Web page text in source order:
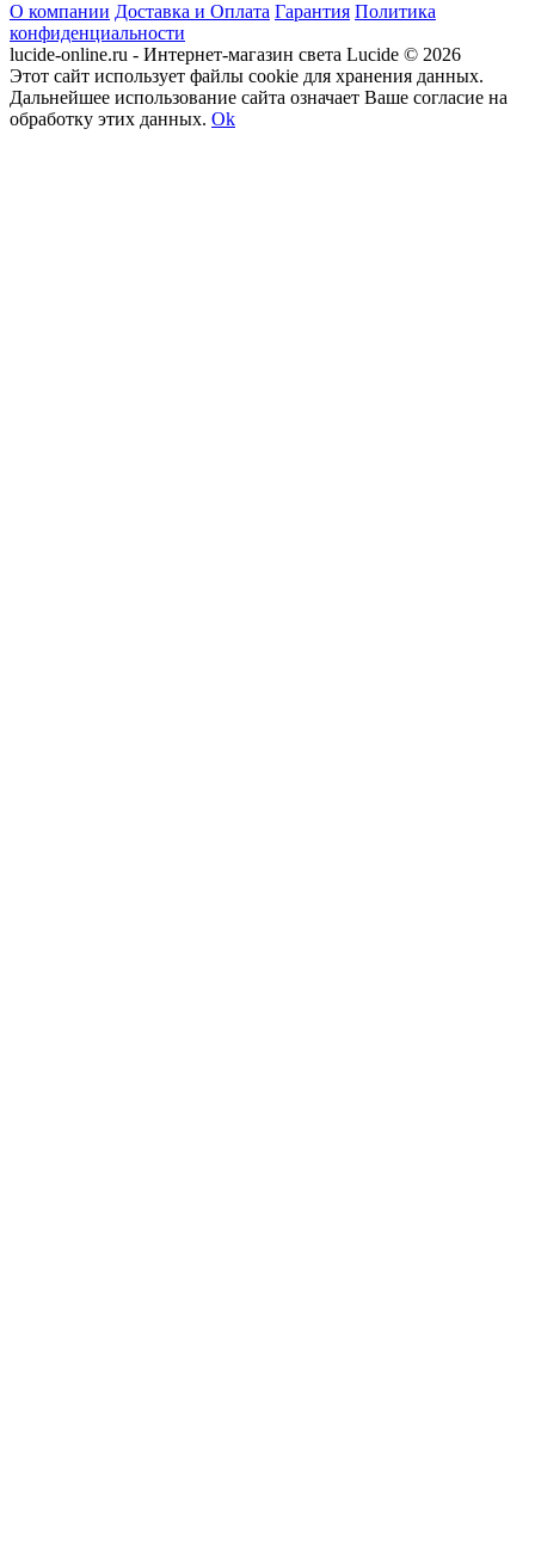
О компании Доставка и Оплата Гарантия Политика
конфиденциальности
lucide-online.ru - Интернет-магазин света Lucide © 2026
Этот сайт использует файлы cookie для хранения данных.
Дальнейшее использование сайта означает Ваше согласие на
обработку этих данных. Ok